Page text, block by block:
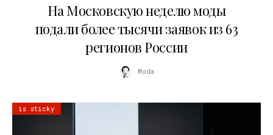
На Московскую неделю моды
подали более тысячи заявок из 63
регионов России
Moda
is sticky